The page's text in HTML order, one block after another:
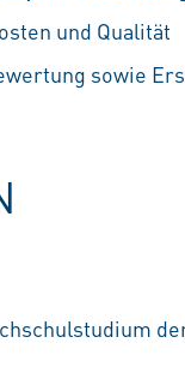
und Qualität
sowie